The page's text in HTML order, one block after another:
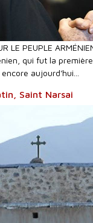
LE PEUPLE
qui fut la
aujourd'hui...
Saint Narsai